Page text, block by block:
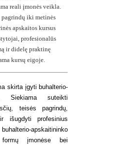
reali įmonės veikla.
iki metinės
apskaitos kursus
profesionalūs
ir didelę praktinę
kursų eigoje.
skirta įgyti buhalterio-
Siekiama suteikti
teisės pagrindų,
išugdyti profesinius
apskaitininko
įmonėse bei